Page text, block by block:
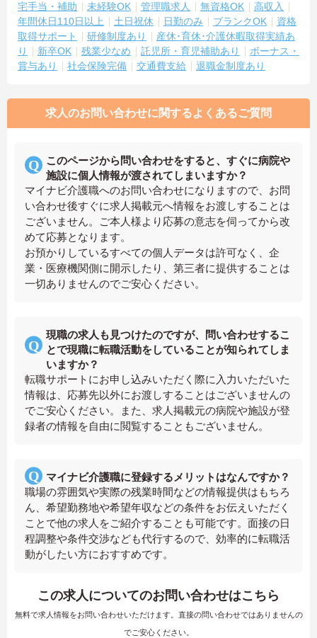
宅手当・補助
未経験OK 管理職求人 無資格OK
高収入
年間休日110日以上
土日祝休 日勤のみ ブランクOK
資格
取得サポート
研修制度あり
産休･育休･介護休暇取得実績あ
り
新卒OK 残業少なめ 託児所・育児補助あり
ボーナス・
賞与あり
社会保険完備 交通費支給 退職金制度あり
求人のお問い合わせに関するよくあるご質問
このページから問い合わせをすると、すぐに病院や
施設に個人情報が渡されてしまいますか？
マイナビ介護職へのお問い合わせになりますので、お問
い合わせ後すぐに求人掲載元へ情報をお渡しすることは
ございません。ご本人様より応募の意志を伺ってから改
めて応募となります。
お預かりしているすべての個人データは許可なく、企
業・医療機関側に開示したり、第三者に提供することは
一切ありませんのでご安心ください。
現職の求人も見つけたのですが、問い合わせするこ
とで現職に転職活動をしていることが知られてしま
いますか？
転職サポートにお申し込みいただく際に入力いただいた
情報は、応募先以外にお渡しすることはございませんの
でご安心ください。また、求人掲載元の病院や施設が登
録者の情報を自由に閲覧することもございません。
マイナビ介護職に登録するメリットはなんですか？
職場の雰囲気や実際の残業時間などの情報提供はもちろ
ん、希望勤務地や希望年収などの条件をお伝えいただく
ことで他の求人をご紹介することも可能です。面接の日
程調整や条件交渉なども代行するので、効率的に転職活
動がしたい方におすすめです。
この求人についてのお問い合わせはこちら
無料で求人情報をお問い合わせいただけます。直接の問い合わせではありませんの
でご安心ください。